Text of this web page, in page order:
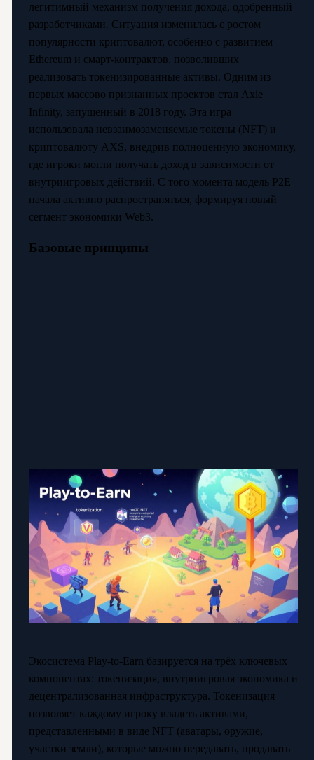
легитимный механизм получения дохода, одобренный
разработчиками. Ситуация изменилась с ростом
популярности криптовалют, особенно с развитием
Ethereum и смарт-контрактов, позволивших
реализовать токенизированные активы. Одним из
первых массово признанных проектов стал Axie
Infinity, запущенный в 2018 году. Эта игра
использовала невзаимозаменяемые токены (NFT) и
криптовалюту AXS, внедрив полноценную экономику,
где игроки могли получать доход в зависимости от
внутриигровых действий. С того момента модель P2E
начала активно распространяться, формируя новый
сегмент экономики Web3.
Базовые принципы
Экосистема Play-to-Earn базируется на трёх ключевых
компонентах: токенизация, внутриигровая экономика и
децентрализованная инфраструктура. Токенизация
позволяет каждому игроку владеть активами,
представленными в виде NFT (аватары, оружие,
участки земли), которые можно передавать, продавать